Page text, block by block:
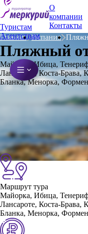
Туристам
Агентствам
О
компании
Контакты
Главная Испания
Пляжный
Майорка, Ибица,
Лансароте, Коста-Брава,
Бланка, Менорка,
Маршрут тура
Майорка, Ибица,
Лансароте, Коста-Брава,
Бланка, Менорка,